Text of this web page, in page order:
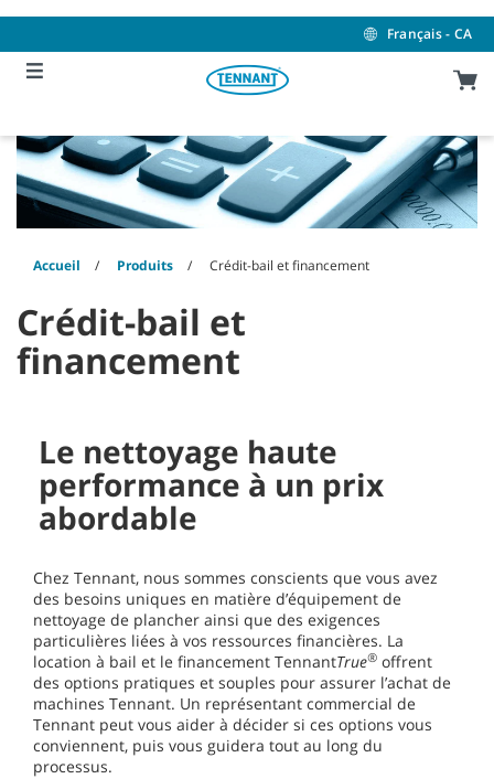
content
navigation
menu
Français - CA
Accueil Produits Crédit-bail et financement
Crédit-bail et
financement
Le nettoyage haute
performance à un prix
abordable
Chez Tennant, nous sommes conscients que vous avez
des besoins uniques en matière d’équipement de
nettoyage de plancher ainsi que des exigences
particulières liées à vos ressources financières. La
location à bail et le financement TennantTrue® offrent
des options pratiques et souples pour assurer l’achat de
machines Tennant. Un représentant commercial de
Tennant peut vous aider à décider si ces options vous
conviennent, puis vous guidera tout au long du
processus.